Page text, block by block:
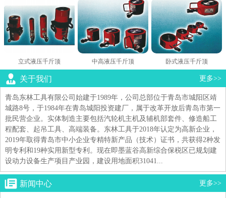
立式液压千斤顶 中高液压千斤顶 卧式液压千斤顶
关于我们 更多>>
青岛东林工具有限公司始建于1989年，公司总部位于青岛市城阳区靖
城路8号，于1984年在青岛城阳投资建厂，属于改革开放后青岛市第一
批民营企业。实体制造主要包括汽轮机主机及辅机部套件、修造船工
程配套、起吊工具、高端装备。东林工具于2018年认定为高新企业，
2019年取得青岛市中小企业专精特新产品（技术）证书，共获得2种发
明专利和19种实用新型专利。现在即墨蓝谷高新综合保税区已规划建
设动力设备生产项目产业园，建设用地面积31041...
新闻中心 更多>>